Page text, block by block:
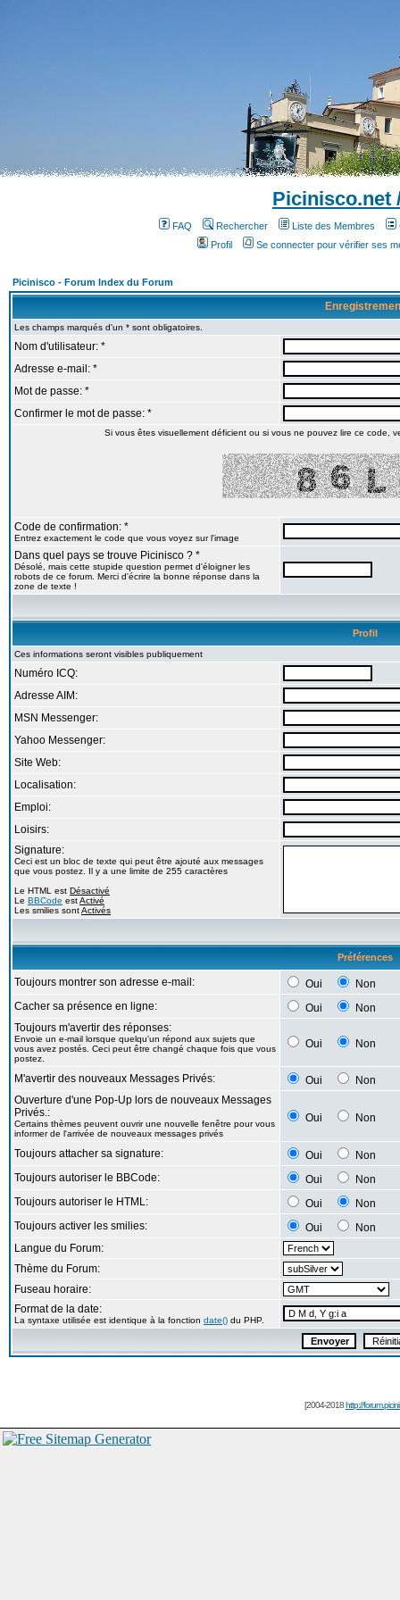
Picinisco.net
FAQ Rechercher Liste des Membres
Profil
Se connecter pour vérifier ses
Picinisco - Forum Index du Forum
Les champs marqués d'un * sont obligatoires.
Nom d'utilisateur: *
Adresse e-mail: *
Mot de passe: *
Confirmer le mot de passe: *
Si vous êtes visuellement déficient ou si vous ne pouvez lire ce code,
Code de confirmation: *
Entrez exactement le code que vous voyez sur l'image
Dans quel pays se trouve Picinisco ? *
Désolé, mais cette stupide question permet d'éloigner les
robots de ce forum. Merci d'écrire la bonne réponse dans la
zone de texte !
Profil
Ces informations seront visibles publiquement
Numéro ICQ:
Adresse AIM:
MSN Messenger:
Yahoo Messenger:
Site Web:
Localisation:
Emploi:
Loisirs:
Signature:
Ceci est un bloc de texte qui peut être ajouté aux messages
que vous postez. Il y a une limite de 255 caractères
Le HTML est Désactivé
Le BBCode estActivé
Les smilies sontActivés
Préférences
Toujours montrer son adresse e-mail: Oui
Non
Cacher sa présence en ligne:
Oui
Non
Toujours m'avertir des réponses:
Envoie un e-mail lorsque quelqu'un répond aux sujets que
vous avez postés. Ceci peut être changé chaque fois que vous
postez.
Oui Non
M'avertir des nouveaux Messages Privés: Oui
Non
Ouverture d'une Pop-Up lors de nouveaux Messages
Privés.:
Certains thèmes peuvent ouvrir une nouvelle fenêtre pour vous
informer de l'arrivée de nouveaux messages privés
Oui Non
Toujours attacher sa signature: Oui
Non
Toujours autoriser le BBCode:
Oui
Non
Toujours autoriser le HTML:
Oui
Non
Toujours activer les smilies:
Oui
Non
Langue du Forum:
Thème du Forum:
Fuseau horaire:
Format de la date:
La syntaxe utilisée est identique à la fonction date() du PHP.
[2004-2018http://